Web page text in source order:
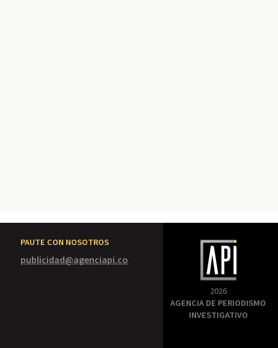
PAUTE CON NOSOTROS
publicidad@agenciapi.co
2026
AGENCIA DE PERIODISMO
INVESTIGATIVO